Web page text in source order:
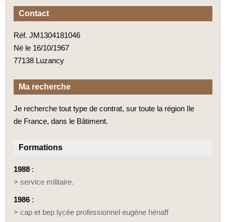
Contact
Réf. JM1304181046
Né le 16/10/1967
77138 Luzancy
Ma recherche
Je recherche tout type de contrat, sur toute la région Ile
de France, dans le Bâtiment.
Formations
1988 :
> service militaire.
1986 :
> cap et bep lycée professionnel eugène hénaff